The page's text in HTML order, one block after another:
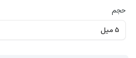
حجم